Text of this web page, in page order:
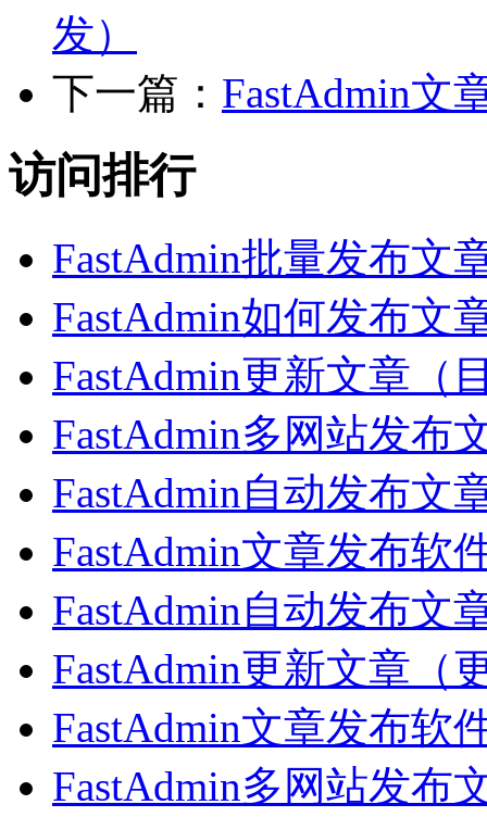
发）
下一篇： FastAdmin文
访问排行
FastAdmin批量发布文
FastAdmin如何发布文
FastAdmin更新文章（
FastAdmin多网站发布
FastAdmin自动发布文
FastAdmin文章发布软
FastAdmin自动发布文
FastAdmin更新文章（
FastAdmin文章发布软
FastAdmin多网站发布